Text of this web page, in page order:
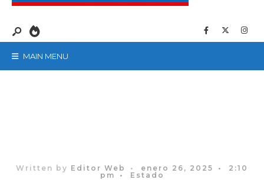
MAIN MENU
Written by Editor Web • enero 26, 2025 •
2:10
pm
• Estado